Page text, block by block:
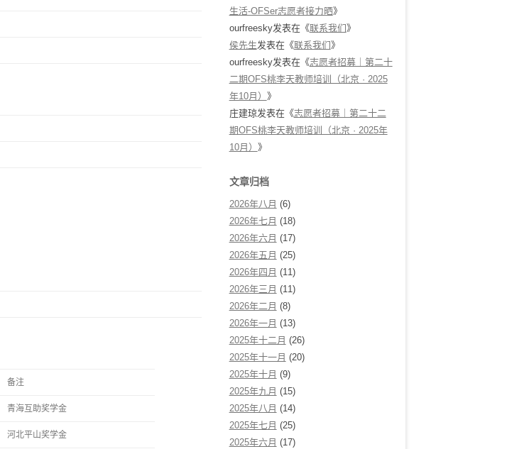
备注
青海互助奖学金
河北平山奖学金
生活-OFSer志愿者接力晒》
ourfreesky发表在《联系我们 》
侯先生发表在《联系我们 》
ourfreesky发表在《志愿者招募｜第二十
二期OFS桃李天教师培训（北京 · 2025
年10月） 》
庄建琼发表在《志愿者招募｜第二十二
期OFS桃李天教师培训（北京 · 2025年
10月） 》
文章归档
2026年八月 (6)
2026年七月 (18)
2026年六月 (17)
2026年五月 (25)
2026年四月 (11)
2026年三月 (11)
2026年二月 (8)
2026年一月 (13)
2025年十二月 (26)
2025年十一月 (20)
2025年十月 (9)
2025年九月 (15)
2025年八月 (14)
2025年七月 (25)
2025年六月 (17)